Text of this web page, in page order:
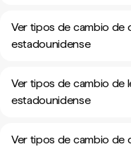
Ver tipos de cambio de
estadounidense
Ver tipos de cambio de
estadounidense
Ver tipos de cambio de